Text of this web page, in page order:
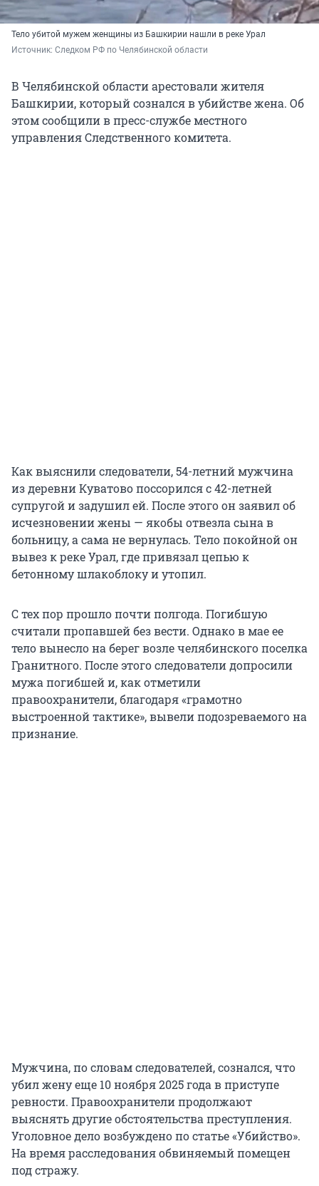
Тело убитой мужем женщины из Башкирии нашли в реке Урал
Источник: Следком РФ по Челябинской области
В Челябинской области арестовали жителя
Башкирии, который сознался в убийстве жена. Об
этом сообщили в пресс-службе местного
управления Следственного комитета.
Как выяснили следователи, 54-летний мужчина
из деревни Куватово поссорился с 42-летней
супругой и задушил ей. После этого он заявил об
исчезновении жены — якобы отвезла сына в
больницу, а сама не вернулась. Тело покойной он
вывез к реке Урал, где привязал цепью к
бетонному шлакоблоку и утопил.
С тех пор прошло почти полгода. Погибшую
считали пропавшей без вести. Однако в мае ее
тело вынесло на берег возле челябинского поселка
Гранитного. После этого следователи допросили
мужа погибшей и, как отметили
правоохранители, благодаря «грамотно
выстроенной тактике», вывели подозреваемого на
признание.
Мужчина, по словам следователей, сознался, что
убил жену еще 10 ноября 2025 года в приступе
ревности. Правоохранители продолжают
выяснять другие обстоятельства преступления.
Уголовное дело возбуждено по статье «Убийство».
На время расследования обвиняемый помещен
под стражу.